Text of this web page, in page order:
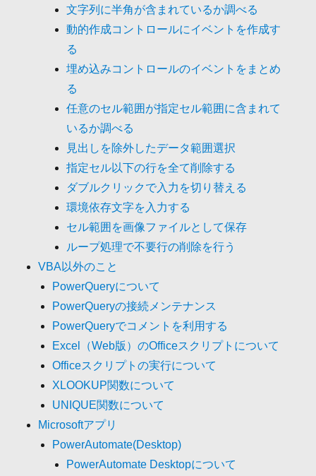
文字列に半角が含まれているか調べる
動的作成コントロールにイベントを作成す
る
埋め込みコントロールのイベントをまとめ
る
任意のセル範囲が指定セル範囲に含まれて
いるか調べる
見出しを除外したデータ範囲選択
指定セル以下の行を全て削除する
ダブルクリックで入力を切り替える
環境依存文字を入力する
セル範囲を画像ファイルとして保存
ループ処理で不要行の削除を行う
VBA以外のこと
PowerQueryについて
PowerQueryの接続メンテナンス
PowerQueryでコメントを利用する
Excel（Web版）のOfficeスクリプトについて
Officeスクリプトの実行について
XLOOKUP関数について
UNIQUE関数について
Microsoftアプリ
PowerAutomate(Desktop)
PowerAutomate Desktopについて